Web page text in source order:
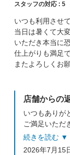
スタッフの対応 : 5
いつも利用させ
当日は暑くて大
いただき本当に
仕上がりも満足
またよろしくお
店舗からの
いつもありが
ご満足いただ
またのご来店
続きを読む ▼
2026年7月15